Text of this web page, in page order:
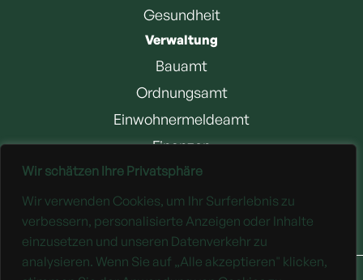
Wir schätzen Ihre Privatsphäre
Wir verwenden Cookies, um Ihr Surferlebnis zu
verbessern, personalisierte Anzeigen oder Inhalte
einzusetzen und unseren Datenverkehr zu
analysieren. Wenn Sie auf „Alle akzeptieren" klicken,
Gesundheit
Verwaltung
Bauamt
Ordnungsamt
Einwohnermeldeamt
Finanzen
Jobangebote
Downloads